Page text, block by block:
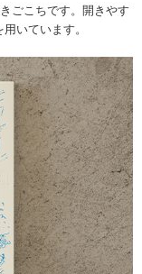
ごこちです。開きやす
いています。